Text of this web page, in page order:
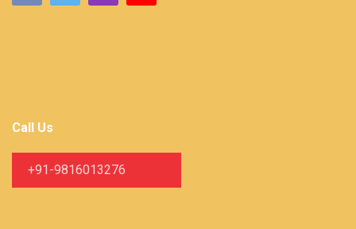
Call Us
+91-9816013276